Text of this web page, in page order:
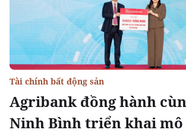
Agribank đồng hành
Ninh Bình triển khai
Tài chính bất động sản